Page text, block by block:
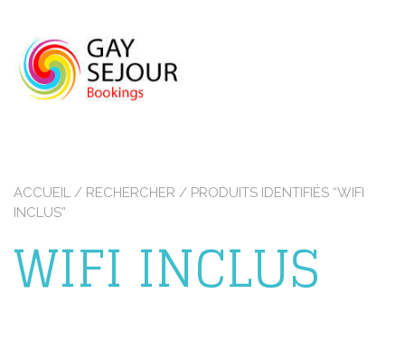
content
ACCUEIL / RECHERCHER / PRODUITS IDENTIFIÉS “WIFI
INCLUS”
WIFI INCLUS